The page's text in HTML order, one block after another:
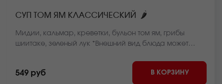
СУП ТОМ ЯМ КЛАССИЧЕСКИЙ 🌶
Мидии, кальмар, креветки, бульон том ям, грибы
шиитаке, зеленый лук *Внешний вид блюда может
549 руб В КОРЗИНУ